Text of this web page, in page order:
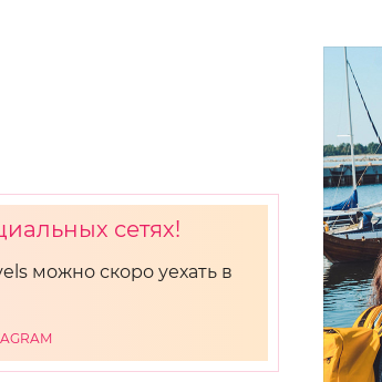
сетях!
можно скоро уехать в